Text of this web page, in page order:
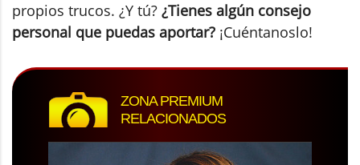
propios trucos. ¿Y tú? ¿Tienes algún consejo
personal que puedas aportar? ¡Cuéntanoslo!
ZONA PREMIUM
RELACIONADOS